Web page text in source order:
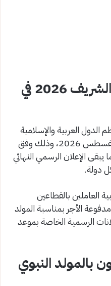
موعد المولد النبوي الشريف 2026 في
العربية والإسلامية
بالمولد النبوي الشريف يوم 26 أغسطس 2026، وذلك وفق
يبقى الإعلان الرسمي النهائي
دولة.
العاملين بالقطاعين
الأجر بمناسبة المولد
الرسمية الخاصة بموعد
بالمولد النبوي